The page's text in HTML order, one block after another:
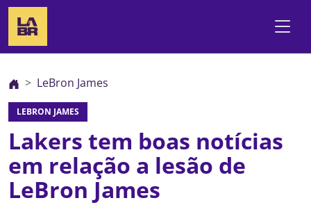
LeBron James
LEBRON JAMES
Lakers tem boas notícias
em relação a lesão de
LeBron James